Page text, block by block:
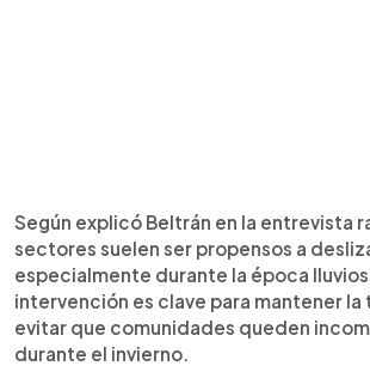
Según explicó Beltrán en la entrevista
sectores suelen ser propensos a
especialmente durante la época
intervención es clave para mantener
evitar que comunidades queden
durante el invierno.